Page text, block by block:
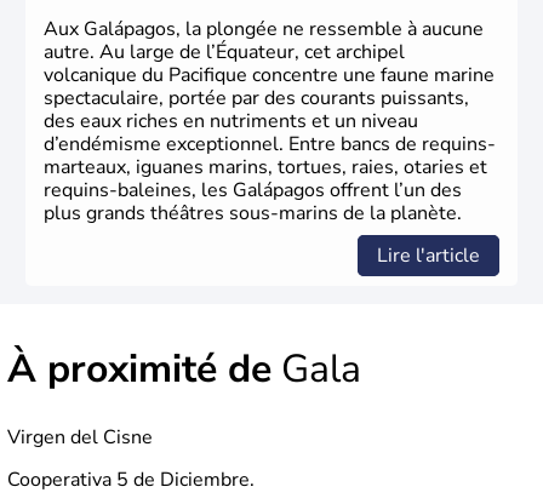
Aux Galápagos, la plongée ne ressemble à aucune
autre. Au large de l’Équateur, cet archipel
volcanique du Pacifique concentre une faune marine
spectaculaire, portée par des courants puissants,
des eaux riches en nutriments et un niveau
d’endémisme exceptionnel. Entre bancs de requins-
marteaux, iguanes marins, tortues, raies, otaries et
requins-baleines, les Galápagos offrent l’un des
plus grands théâtres sous-marins de la planète.
Lire l'article
À proximité de Gala
Virgen del Cisne
Cooperativa 5 de Diciembre.